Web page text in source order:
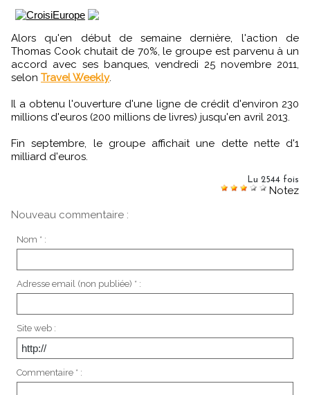
Alors qu'en début de semaine dernière, l'action de
Thomas Cook chutait de 70%, le groupe est parvenu à un
accord avec ses banques, vendredi 25 novembre 2011,
selon Travel Weekly.
Il a obtenu l'ouverture d'une ligne de crédit d'environ 230
millions d'euros (200 millions de livres) jusqu'en avril 2013.
Fin septembre, le groupe affichait une dette nette d'1
milliard d'euros.
Lu 2544 fois
Notez
Nouveau commentaire :
Nom * :
Adresse email (non publiée) * :
Site web :
Commentaire * :